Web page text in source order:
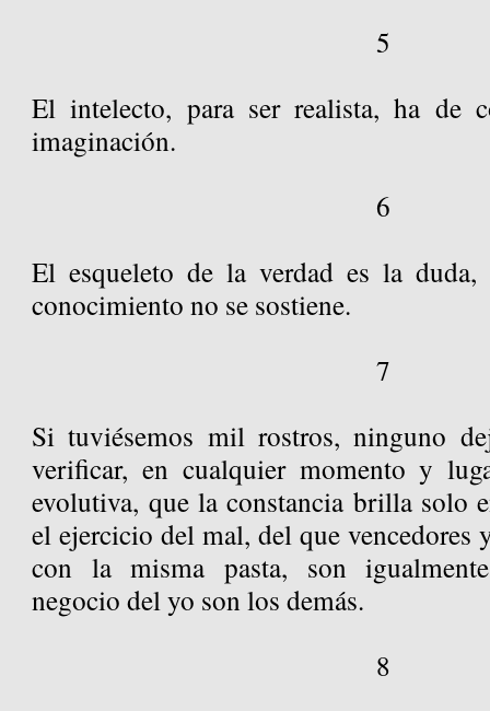
5
El intelecto, para ser realista, ha de
imaginación.
6
El esqueleto de la verdad es la
conocimiento no se sostiene.
7
Si tuviésemos mil rostros, ninguno
verificar, en cualquier momento y
evolutiva, que la constancia brilla solo
el ejercicio del mal, del que vencedores
con la misma pasta, son
negocio del yo son los demás.
8